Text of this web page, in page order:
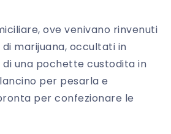
ove venivano rinvenuti
marijuana, occultati in
di una pochette custodita in
per pesarla e
per confezionare le